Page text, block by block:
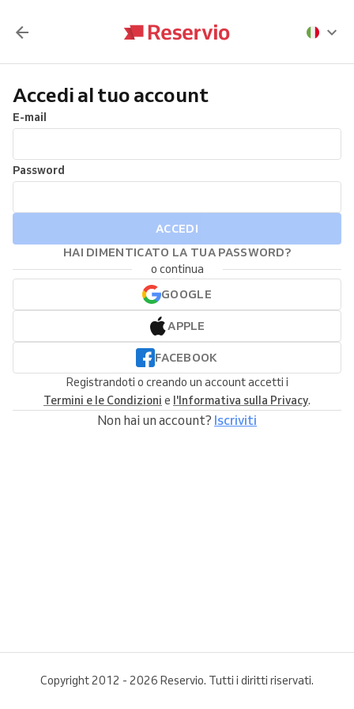
Accedi al tuo account
E-mail
Password
ACCEDI
HAI DIMENTICATO LA TUA PASSWORD?
o continua
GOOGLE
APPLE
FACEBOOK
Registrandoti o creando un account accetti i
Termini e le Condizioni e l'Informativa sulla Privacy.
Non hai un account? Iscriviti
Copyright 2012 - 2026 Reservio. Tutti i diritti riservati.